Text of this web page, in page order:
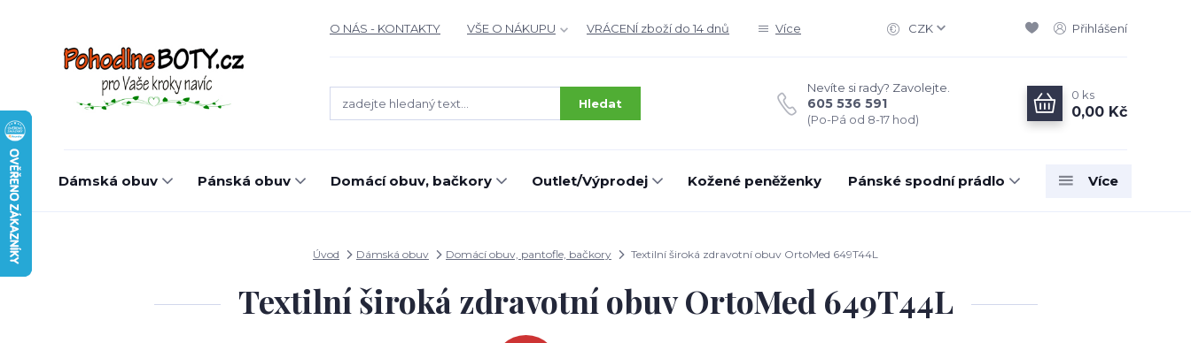
O NÁS - KONTAKTY VŠE O NÁKUPU VRÁCENÍ zboží do 14 dnů Více CZK Přihlášení
Hledat
Nevíte si rady? Zavolejte.
605 536 591
(Po-Pá od 8-17 hod)
0 ks
0,00 Kč
Dámská obuv Pánská obuv Domácí obuv, bačkory Outlet/Výprodej Kožené peněženky Pánské spodní prádlo Více
Úvod Dámská obuv Domácí obuv, pantofle, bačkory Textilní široká zdravotní obuv OrtoMed 649T44L
Textilní široká zdravotní obuv OrtoMed 649T44L